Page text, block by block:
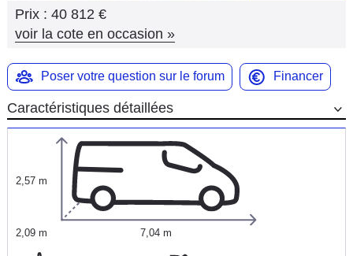
Marques
Prix : 40 812 €
voir la cote en occasion »
Poser votre question sur le forum Financer
Caractéristiques détaillées
2,57 m
2,09 m 7,04 m